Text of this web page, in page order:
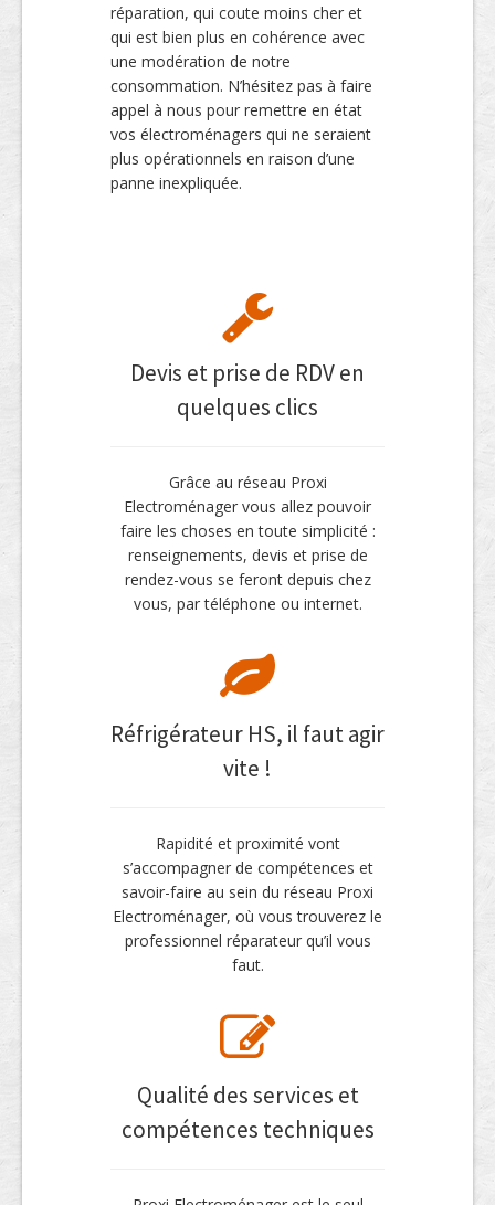
réparation, qui coute moins cher et
qui est bien plus en cohérence avec
une modération de notre
consommation. N’hésitez pas à faire
appel à nous pour remettre en état
vos électroménagers qui ne seraient
plus opérationnels en raison d’une
panne inexpliquée.
Devis et prise de RDV en
quelques clics
Grâce au réseau Proxi
Electroménager vous allez pouvoir
faire les choses en toute simplicité :
renseignements, devis et prise de
rendez-vous se feront depuis chez
vous, par téléphone ou internet.
Réfrigérateur HS, il faut agir
vite !
Rapidité et proximité vont
s’accompagner de compétences et
savoir-faire au sein du réseau Proxi
Electroménager, où vous trouverez le
professionnel réparateur qu’il vous
faut.
Qualité des services et
compétences techniques